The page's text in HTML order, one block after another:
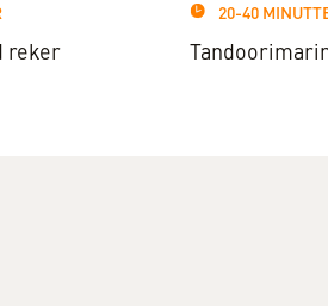
reker
20-40